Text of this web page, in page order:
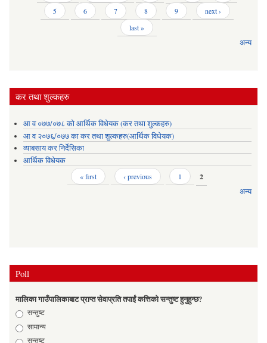
5
6 7 8 9
next ›
last »
अन्य
कर तथा शुल्कहरु
आ व ०७७/०७८ को आर्थिक विधेयक (कर तथा शुल्कहरु)
आ व २०७६/०७७ का कर तथा शुल्कहरु(आर्थिक विधेयक)
व्याबसाय कर निर्देसिका
आर्थिक विधेयक
« first ‹ previous 1
2
अन्य
Poll
मालिका गाउँपालिकाबाट प्राप्त सेवाप्रति तपाईं कत्तिको सन्तुष्ट हुनुहुन्छ?
Choices
सन्तुष्ट
सामान्य
सन्तुष्ट